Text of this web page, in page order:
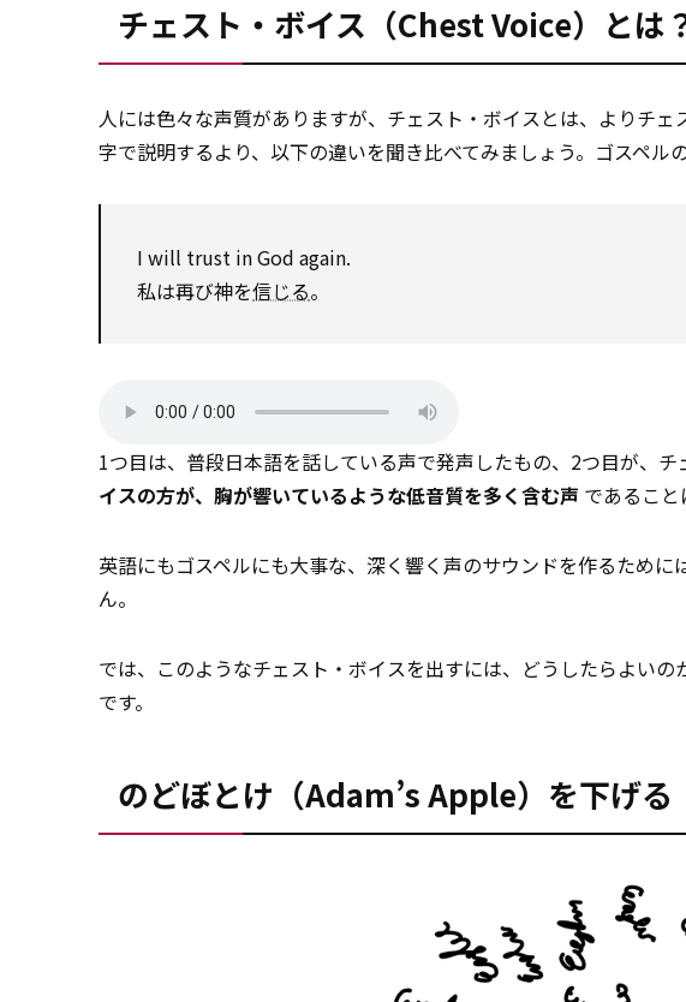
チェスト・ボイス（Chest Voice）とは
人には色々な声質がありますが、チェスト・ボイスとは、よりチェ
字で説明するより、以下の違いを聞き比べてみましょう。ゴスペル
I will trust in God again.
私は再び神を信じる。
1つ目は、普段日本語を話している声で発声したもの、2つ目が、チ
イスの方が、胸が響いているような低音質を多く含む声 であること
英語にもゴスペルにも大事な、深く響く声のサウンドを作るため
ん。
では、このようなチェスト・ボイスを出すには、どうしたらよいの
です。
のどぼとけ（Adam’s Apple）を下げる